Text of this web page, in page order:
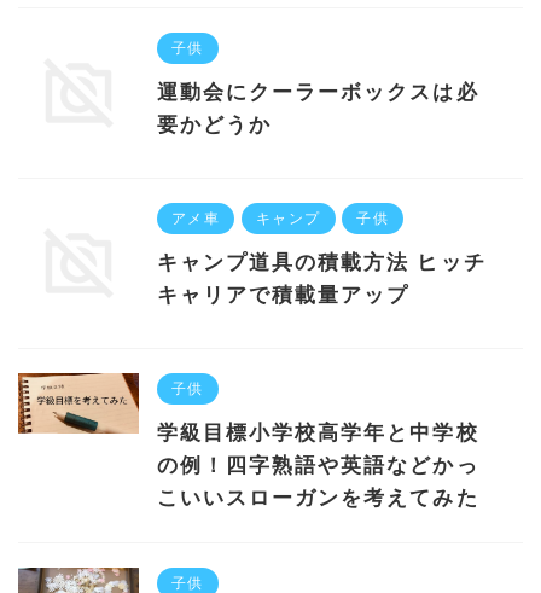
子供
運動会にクーラーボックスは必
要かどうか
アメ車 キャンプ 子供
キャンプ道具の積載方法 ヒッチ
キャリアで積載量アップ
子供
学級目標小学校高学年と中学校
の例！四字熟語や英語などかっ
こいいスローガンを考えてみた
子供